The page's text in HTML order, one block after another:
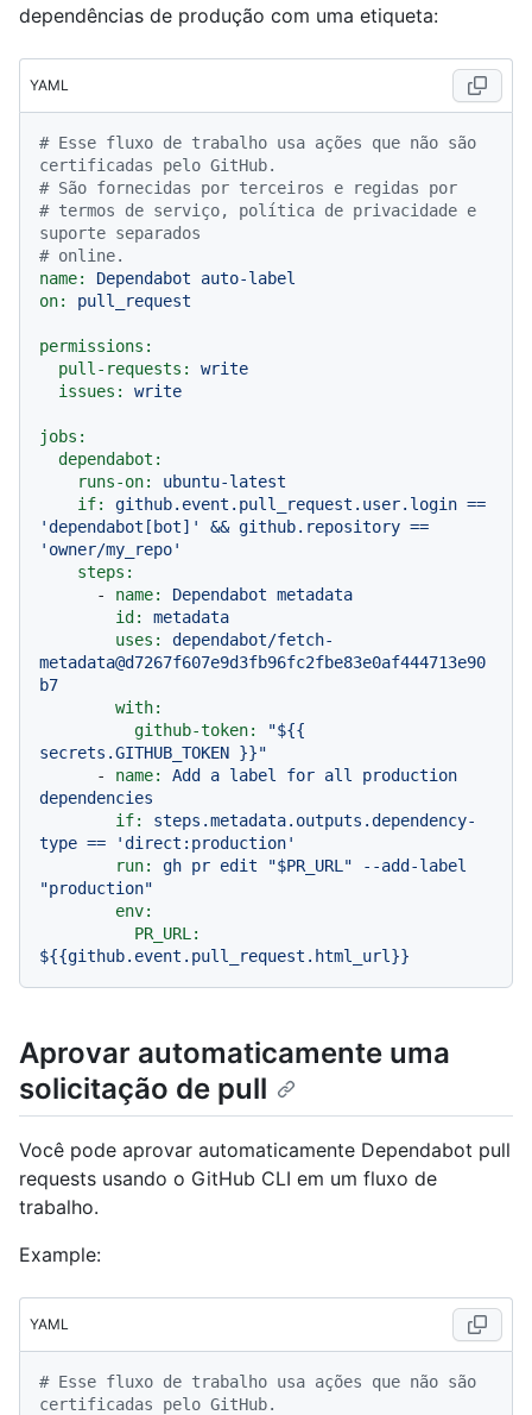
dependências de produção com uma etiqueta:
YAML
# Esse fluxo de trabalho usa ações que não são
certificadas pelo GitHub.
# São fornecidas por terceiros e regidas por
# termos de serviço, política de privacidade e
suporte separados
# online.
name:
Dependabot
auto-label
on:
pull_request
permissions:
pull-requests:
write
issues:
write
jobs:
dependabot:
runs-on:
ubuntu-latest
if:
github.event.pull_request.user.login ==
'dependabot[bot]'
&& github.repository ==
'owner/my_repo'
steps:
-
name: Dependabot metadata
id:
metadata
uses:
dependabot/fetch-
metadata@d7267f607e9d3fb96fc2fbe83e0af444713e90
b7
with:
github-token:
"${{
secrets.GITHUB_TOKEN }}"
-
name: Add a label for all
production
dependencies
if:
steps.metadata.outputs.dependency-
type ==
'direct:production'
run:
gh pr edit "$PR_URL"
--add-label
"production"
env:
PR_URL:
${{github.event.pull_request.html_url}}
Aprovar automaticamente uma
solicitação de pull
Você pode aprovar automaticamente Dependabot pull
requests usando o GitHub CLI em um fluxo de
trabalho.
Example:
YAML
# Esse fluxo de trabalho usa ações que não são
certificadas pelo GitHub.